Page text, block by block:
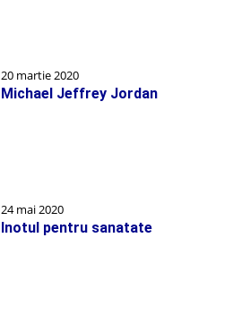
20 martie 2020
Michael Jeffrey Jordan
24 mai 2020
Inotul pentru sanatate